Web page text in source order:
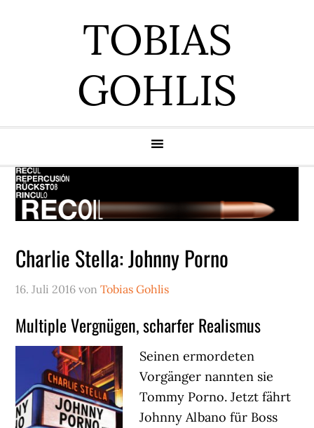
TOBIAS
GOHLIS
Charlie Stella: Johnny Porno
16. Juli 2016 vonTobias Gohlis
Multiple Vergnügen, scharfer Realismus
Seinen ermordeten
Vorgänger nannten sie
Tommy Porno. Jetzt fährt
Johnny Albano für Boss